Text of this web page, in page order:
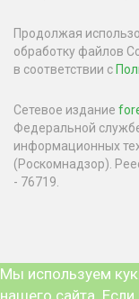
Продолжая
обработку файлов
в соответствии с
Сетевое издание
Федеральной
информационных
(Роскомнадзор).
- 76719.
Мы используем